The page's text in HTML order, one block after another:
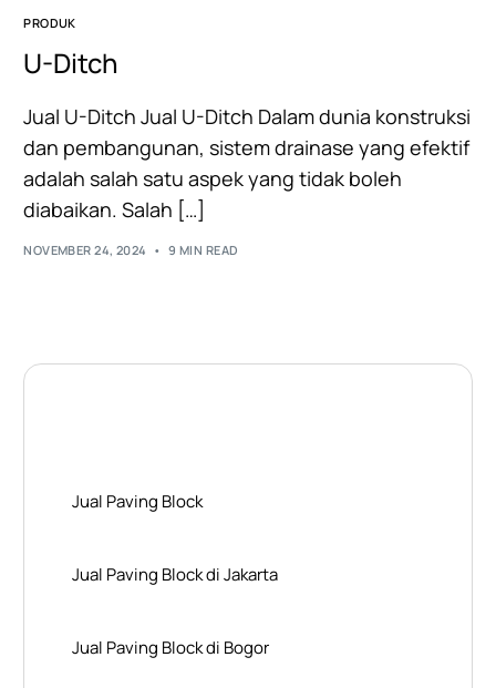
PRODUK
U-Ditch
Jual U-Ditch Jual U-Ditch Dalam dunia konstruksi
dan pembangunan, sistem drainase yang efektif
adalah salah satu aspek yang tidak boleh
diabaikan. Salah […]
NOVEMBER 24, 2024 9 MIN READ
Jual Paving Block
Jual Paving Block di Jakarta
Jual Paving Block di Bogor